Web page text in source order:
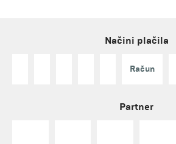
Načini plačila
Račun
Partner